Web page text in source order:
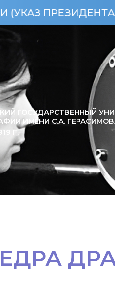
РФ ОТ
ГОСУДАРСТВЕННЫЙ
ИМЕНИ С.А.
Г.